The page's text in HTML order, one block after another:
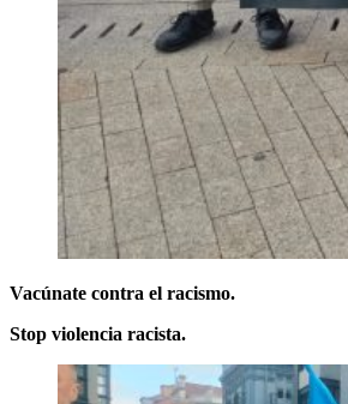
Vacúnate contra el racismo.
Stop violencia racista.